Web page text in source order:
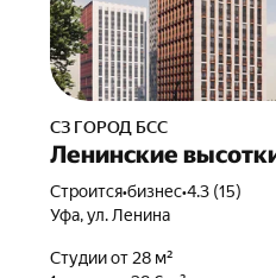
СЗ ГОРОД БСС
Ленинские
Строится•бизнес•4.3 (15)
Уфа, ул. Ленина
Студии от 28 м²